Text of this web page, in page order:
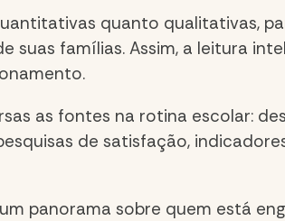
quanto qualitativas,
famílias. Assim, a leitura
as fontes na rotina escolar:
de satisfação,
panorama sobre quem está